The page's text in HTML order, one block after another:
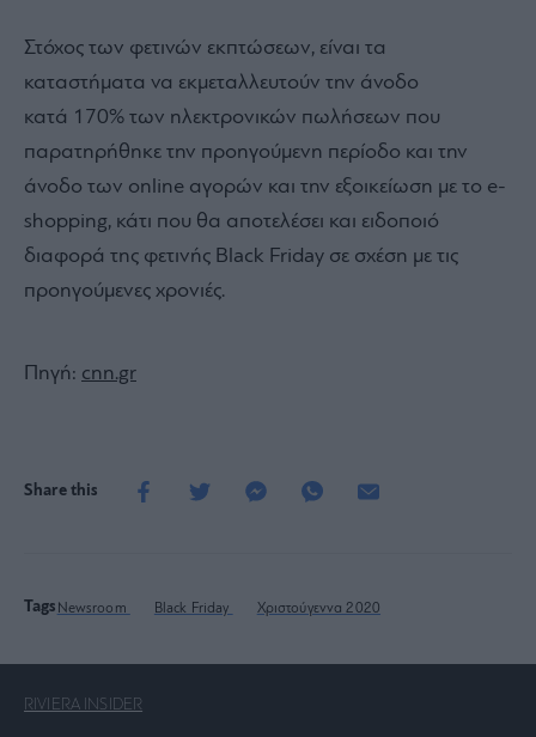
Στόχος των φετινών εκπτώσεων, είναι τα
καταστήματα να εκμεταλλευτούν την άνοδο
κατά 170% των ηλεκτρονικών πωλήσεων που
παρατηρήθηκε την προηγούμενη περίοδο και την
άνοδο των online αγορών και την εξοικείωση με το e-
shopping, κάτι που θα αποτελέσει και ειδοποιό
διαφορά της φετινής Βlack Friday σε σχέση με τις
προηγούμενες χρονιές.
Πηγή: cnn.gr
Share this
Tags Newsroom Black Friday Χριστούγεννα 2020
RIVIERA INSIDER